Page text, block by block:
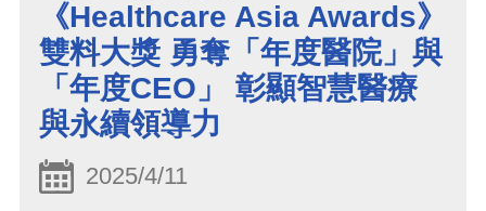
《Healthcare Asia Awards》
雙料大獎 勇奪「年度醫院」與
「年度CEO」 彰顯智慧醫療
與永續領導力
2025/4/11